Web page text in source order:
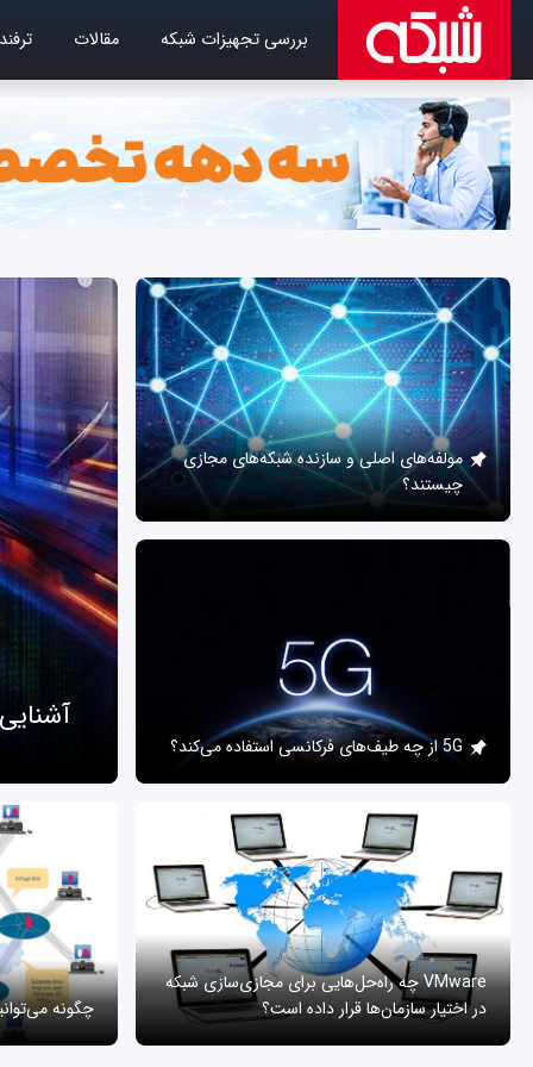
بررسی تجهیزات شبکه مقالات ترفند
مولفه‌های اصلی و سازنده شبکه‌های مجازی
چیستند؟
5G از چه طیف‌های فرکانسی استفاده می‌کند؟
VMware چه راه‌حل‌هایی برای مجازی‌سازی شبکه
در اختیار سازمان‌ها قرار داده است؟
چگونه